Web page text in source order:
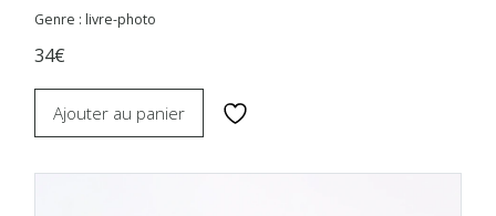
Genre : livre-photo
34€
Ajouter au panier